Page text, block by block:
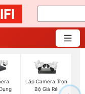
Lắp Camera Trọn
Bộ Giá Rẻ